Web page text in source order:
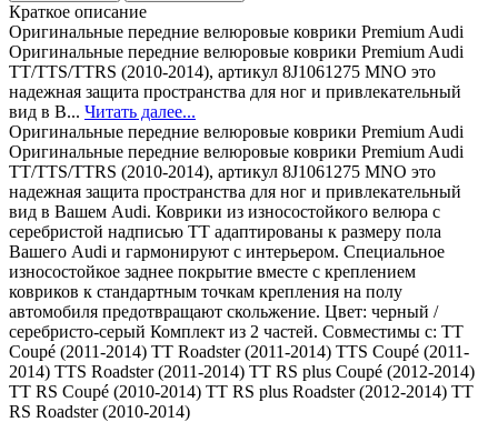
Краткое описание
Оригинальные передние велюровые коврики Premium Audi
Оригинальные передние велюровые коврики Premium Audi
TT/TTS/TTRS (2010-2014), артикул 8J1061275 MNO это
надежная защита пространства для ног и привлекательный
вид в В... Читать далее...
Оригинальные передние велюровые коврики Premium Audi
Оригинальные передние велюровые коврики Premium Audi
TT/TTS/TTRS (2010-2014), артикул 8J1061275 MNO это
надежная защита пространства для ног и привлекательный
вид в Вашем Audi. Коврики из износостойкого велюра с
серебристой надписью TT адаптированы к размеру пола
Вашего Audi и гармонируют с интерьером. Специальное
износостойкое заднее покрытие вместе с креплением
ковриков к стандартным точкам крепления на полу
автомобиля предотвращают скольжение. Цвет: черный /
серебристо-серый Комплект из 2 частей. Совместимы с: TT
Coupé (2011-2014) TT Roadster (2011-2014) TTS Coupé (2011-
2014) TTS Roadster (2011-2014) TT RS plus Coupé (2012-2014)
TT RS Coupé (2010-2014) TT RS plus Roadster (2012-2014) TT
RS Roadster (2010-2014)